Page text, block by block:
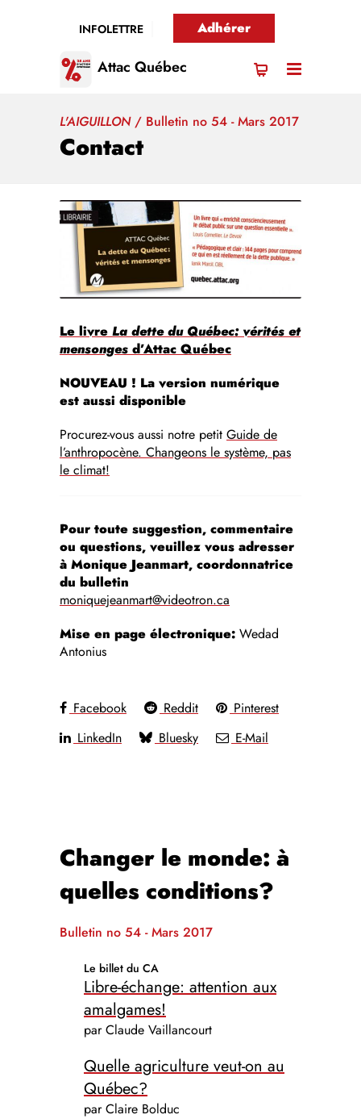
INFOLETTRE Adhérer
Attac Québec
L'AIGUILLON/ Bulletin no 54 - Mars 2017
Contact
Le livre La dette du Québec: vérités et
mensonges d’Attac Québec
NOUVEAU ! La version numérique
est aussi disponible
Procurez-vous aussi notre petit Guide de
l’anthropocène. Changeons le système, pas
le climat!
Pour toute suggestion, commentaire
ou questions, veuillez vous adresser
à Monique Jeanmart, coordonnatrice
du bulletin
moniquejeanmart@videotron.ca
Mise en page électronique: Wedad
Antonius
Facebook Reddit
Pinterest
LinkedIn
Bluesky E-Mail
Changer le monde: à
quelles conditions?
Bulletin no 54 - Mars 2017
Le billet du CA
Libre-échange: attention aux
amalgames!
par Claude Vaillancourt
Quelle agriculture veut-on au
Québec?
par Claire Bolduc